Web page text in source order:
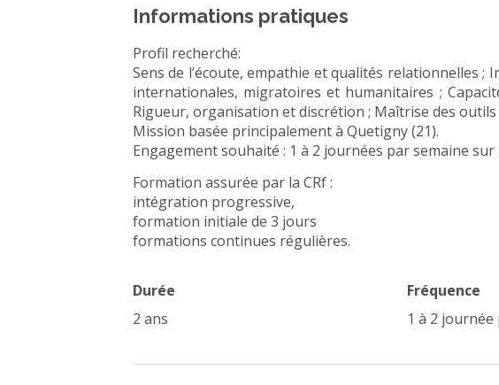
Informations pratiques
Profil recherché:
Sens de l’écoute, empathie et qualités relationnelles ;
internationales, migratoires et humanitaires ;
Rigueur, organisation et discrétion ; Maîtrise des
Mission basée principalement à Quetigny (21).
Engagement souhaité : 1 à 2 journées par semaine sur
Formation assurée par la CRf :
intégration progressive,
formation initiale de 3 jours
formations continues régulières.
Durée
2 ans
Fréquence
1 à 2